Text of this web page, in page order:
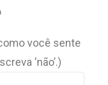
você sente
‘não’.)